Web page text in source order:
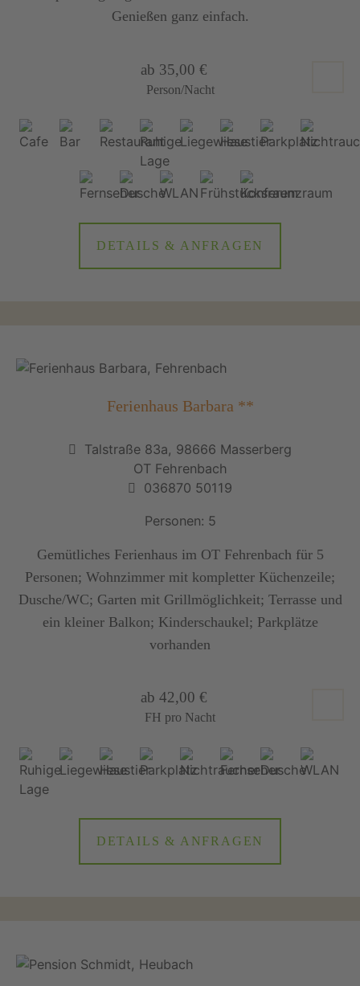
Genießen ganz einfach.
ab 35,00 €
Person/Nacht
DETAILS & ANFRAGEN
Ferienhaus Barbara **
Talstraße 83a, 98666 Masserberg
OT Fehrenbach
036870 50119
Personen: 5
Gemütliches Ferienhaus im OT Fehrenbach für 5
Personen; Wohnzimmer mit kompletter Küchenzeile;
Dusche/WC; Garten mit Grillmöglichkeit; Terrasse und
ein kleiner Balkon; Kinderschaukel; Parkplätze
vorhanden
ab 42,00 €
FH pro Nacht
DETAILS & ANFRAGEN